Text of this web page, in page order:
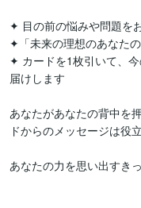
✦ 目の前の悩みや問題を
✦「未来の理想のあなた
✦ カードを1枚引いて、
届けします
あなたがあなたの背中を
ドからのメッセージは役
あなたの力を思い出すき